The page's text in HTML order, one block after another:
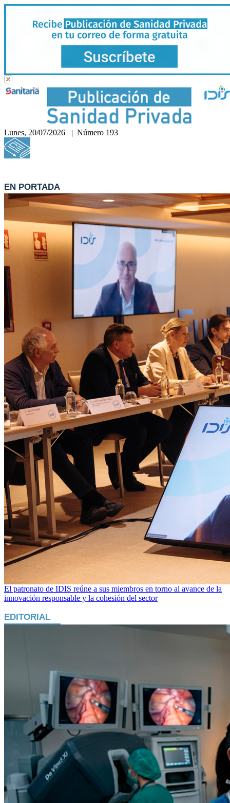
Lunes, 20/07/2026 | Número 193
EN PORTADA
El patronato de IDIS reúne a sus miembros en torno al avance de la
innovación responsable y la cohesión del sector
EDITORIAL